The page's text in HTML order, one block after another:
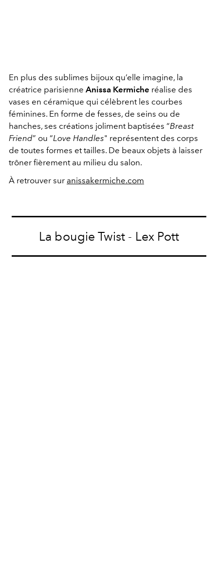
En plus des sublimes bijoux qu’elle imagine, la
créatrice parisienne Anissa Kermiche réalise des
vases en céramique qui célèbrent les courbes
féminines. En forme de fesses, de seins ou de
hanches, ses créations joliment baptisées “Breast
Friend” ou “Love Handles" représentent des corps
de toutes formes et tailles. De beaux objets à laisser
trôner fièrement au milieu du salon.
À retrouver sur anissakermiche.com
La bougie Twist - Lex Pott